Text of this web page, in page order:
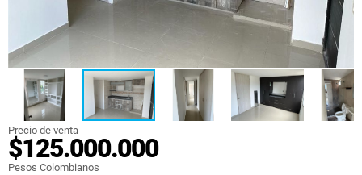
Precio de venta
$125.000.000
Pesos Colombianos